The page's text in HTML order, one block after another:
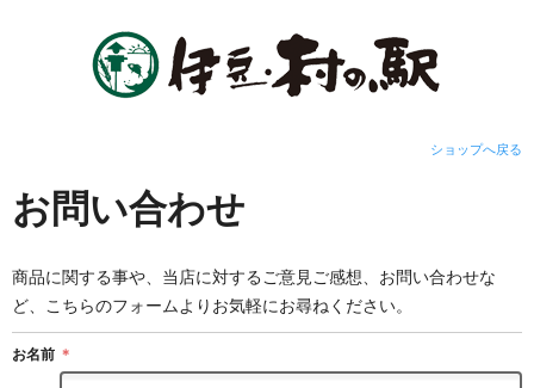
ショップへ戻る
お問い合わせ
商品に関する事や、当店に対するご意見ご感想、お問い合わせな
ど、こちらのフォームよりお気軽にお尋ねください。
お名前 ＊